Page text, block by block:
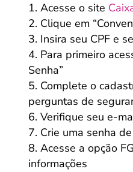
Acesse o site
Clique em
Insira seu CPF e
Para primeiro
Senha”
Complete o
perguntas de
Verifique seu e-
Crie uma senha
Acesse a opção
informações